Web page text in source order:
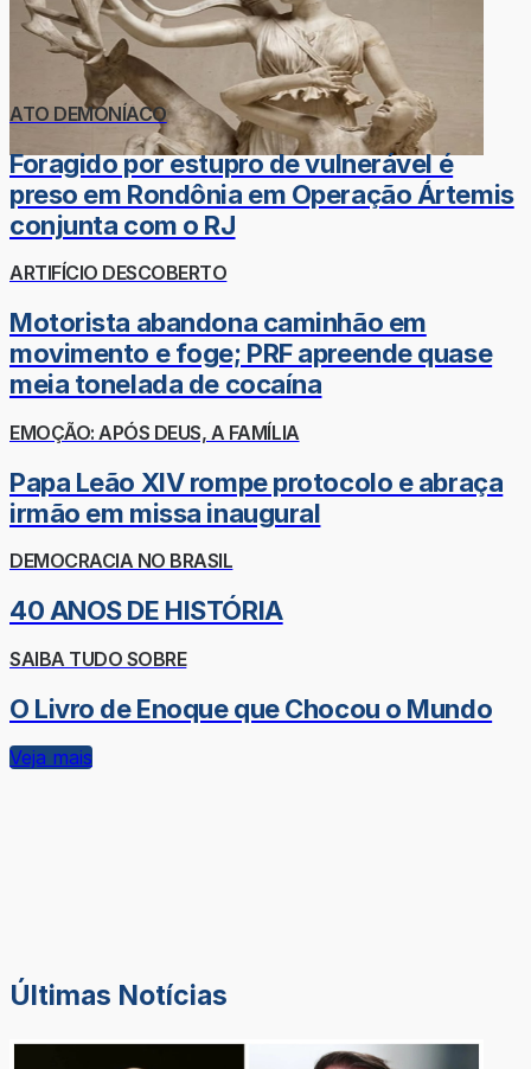
ATO DEMONÍACO
Foragido por estupro de vulnerável é
preso em Rondônia em Operação Ártemis
conjunta com o RJ
ARTIFÍCIO DESCOBERTO
Motorista abandona caminhão em
movimento e foge; PRF apreende quase
meia tonelada de cocaína
EMOÇÃO: APÓS DEUS, A FAMÍLIA
Papa Leão XIV rompe protocolo e abraça
irmão em missa inaugural
DEMOCRACIA NO BRASIL
40 ANOS DE HISTÓRIA
SAIBA TUDO SOBRE
O Livro de Enoque que Chocou o Mundo
Veja mais
Últimas Notícias